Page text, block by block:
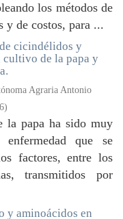
los métodos de
y de costos, para ...
cicindélidos y
de la papa y
Agraria Antonio
)
la papa ha sido muy
que se
factores, entre los
transmitidos por
y aminoácidos en